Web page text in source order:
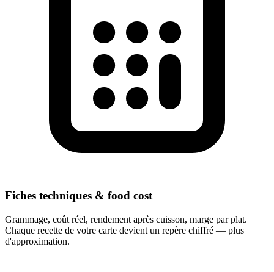
Fiches techniques & food cost
Grammage, coût réel, rendement après cuisson, marge par plat.
Chaque recette de votre carte devient un repère chiffré — plus
d'approximation.